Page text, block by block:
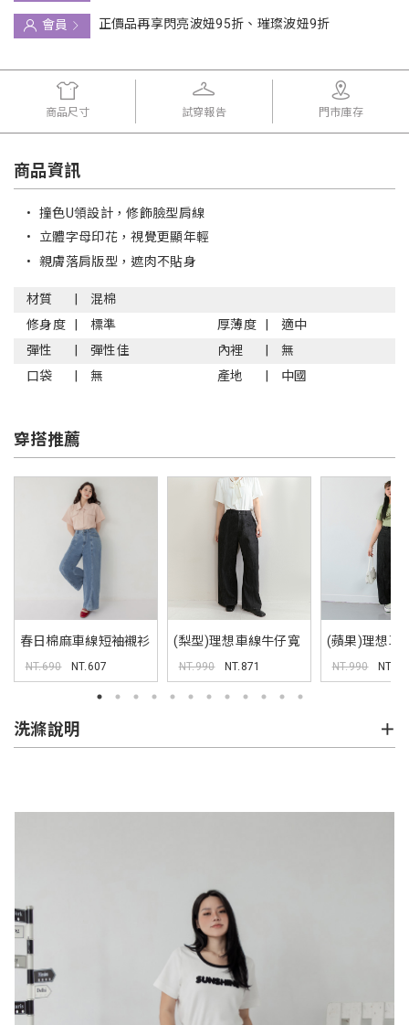
會員
正價品再享閃亮波妞95折、璀璨波妞9折
商品尺寸 試穿報告 門市庫存
商品資訊
• 撞色U領設計，修飾臉型肩線
• 立體字母印花，視覺更顯年輕
• 親膚落肩版型，遮肉不貼身
材質
混棉
修身度
標準 厚薄度
適中
彈性
彈性佳 內裡
無
口袋
無 產地 中國
穿搭推薦
春日棉麻車線短袖襯衫
NT.690 NT.607
(梨型)理想車線牛仔寬
褲
NT.990 NT.871
(蘋果)理想車
褲
NT.990
洗滌說明